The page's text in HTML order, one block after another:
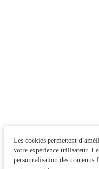
Les cookies permettent
votre expérience utilisateur. La
personnalisation des contenus